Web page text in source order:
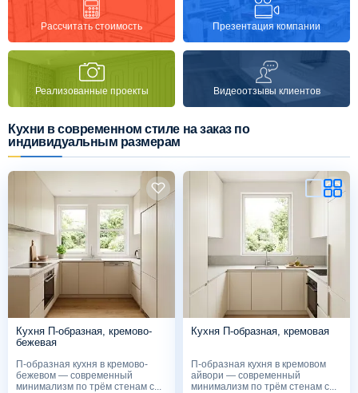
Оплата и доставка
Рассрочка и кредит
Схема работы
Портфолио
Видеоотзывы
Контакты
Рассчитать стоимость Презентация компании
Реализованные проекты Видеоотзывы клиентов
Кухни в современном стиле на заказ по
индивидуальным размерам
Кухня П-образная, кремово-
бежевая
П-образная кухня в кремово-
бежевом — современный
минимализм по трём стенам с...
Кухня П-образная, кремовая
П-образная кухня в кремовом
айвори — современный
минимализм по трём стенам с...